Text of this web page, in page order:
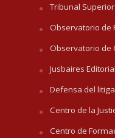
Tribunal Superior
Observatorio de
Observatorio de
Jusbaires Editorial
Defensa del
Centro de la
Centro de